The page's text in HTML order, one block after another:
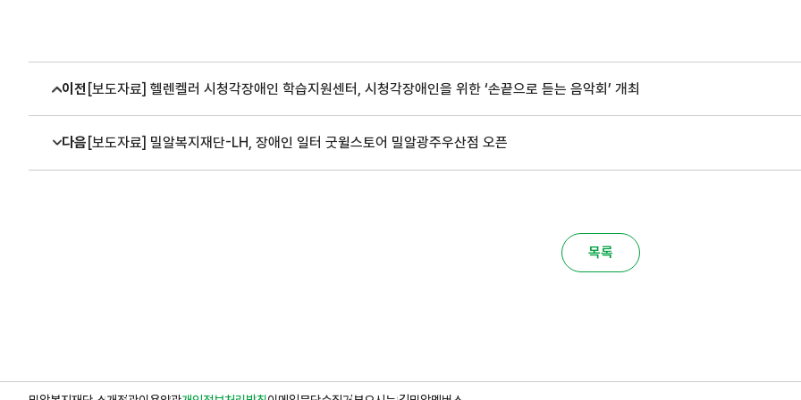
이전 [보도자료] 헬렌켈러 시청각장애인 학습지원센터, 시청각장애인을 위한 ‘손끝으로 듣는 음악회’ 개최
다음 [보도자료] 밀알복지재단-LH, 장애인 일터 굿윌스토어 밀알광주우산점 오픈
목록